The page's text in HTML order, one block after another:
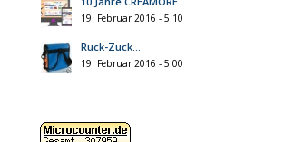
19. Februar 2016 - 5:10
Ruck-Zuck…
19. Februar 2016 - 5:00